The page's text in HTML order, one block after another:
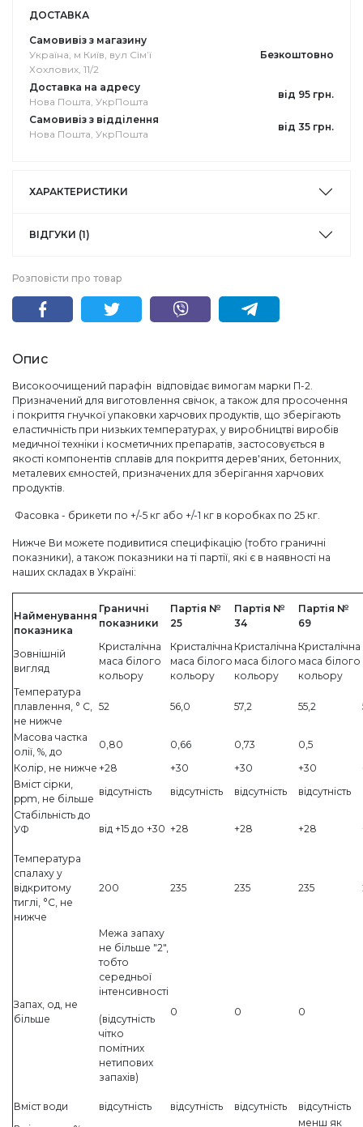
ДОСТАВКА
Самовивіз з магазину
Україна, м Київ, вул Сімʼї
Хохлових, 11/2
Безкоштовно
Доставка на адресу
Нова Пошта, УкрПошта
від 95 грн.
Самовивіз з відділення
Нова Пошта, УкрПошта
від 35 грн.
ХАРАКТЕРИСТИКИ
ВІДГУКИ (1)
Розповісти про товар
Опис
Високоочищений парафін відповідає вимогам марки П-2.
Призначений для виготовлення свічок, а також для просочення
і покриття гнучкої упаковки харчових продуктів, що зберігають
еластичність при низьких температурах, у виробництві виробів
медичної техніки і косметичних препаратів, застосовується в
якості компонентів сплавів для покриття дерев'яних, бетонних,
металевих ємностей, призначених для зберігання харчових
продуктів.
Фасовка - брикети по +/-5 кг або +/-1 кг в коробках по 25 кг.
Нижче Ви можете подивитися специфікацію (тобто граничні
показники), а також показники на ті партії, які є в наявності на
наших складах в Україні:
Найменування
показника
Граничні
показники
Партія №
25
Партія №
34
Партія №
69
Зовнішній
вигляд
Кристалічна
маса білого
кольору
Кристалічна
маса білого
кольору
Кристалічна
маса білого
кольору
Кристалічна
маса білого
кольору
Температура
плавлення, ° С,
не нижче
52 56,0 57,2 55,2
Масова частка
олії, %, до
0,80 0,66 0,73 0,5
Колір, не нижче +28 +30 +30 +30
Вміст сірки,
ppm, не більше
відсутність відсутність відсутність відсутність
Стабільність до
УФ
від +15 до +30 +28 +28 +28
Температура
спалаху у
відкритому
тиглі, °С, не
нижче
200 235 235 235
Запах, од, не
більше
Межа запаху
не більше "2",
тобто
середньої
інтенсивності
(відсутність
чітко
помітних
нетипових
запахів)
0 0 0
Вміст води відсутність відсутність відсутність відсутність
менш як